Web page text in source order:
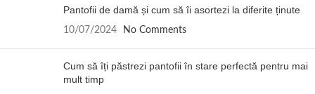
Pantofii de damă și cum să îi asortezi la diferite ținute
10/07/2024 No Comments
Cum să îți păstrezi pantofii în stare perfectă pentru mai
mult timp